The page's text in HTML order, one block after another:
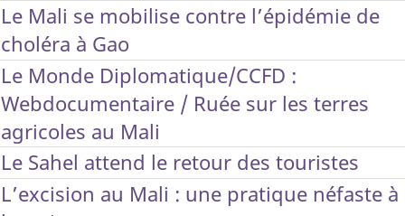
Le Mali se mobilise contre l’épidémie de
choléra à Gao
Le Monde Diplomatique/CCFD :
Webdocumentaire / Ruée sur les terres
agricoles au Mali
Le Sahel attend le retour des touristes
L’excision au Mali : une pratique néfaste à